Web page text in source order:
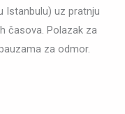
Istanbulu) uz pratnju
časova. Polazak za
za odmor.